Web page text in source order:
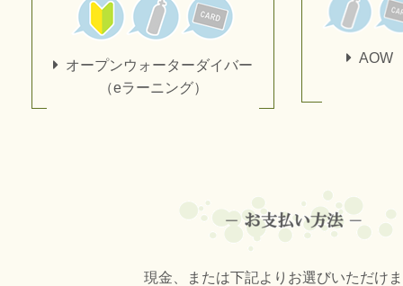
オープンウォーターダイバー
（eラーニング）
AOW
現金、または下記よりお選びいただけ